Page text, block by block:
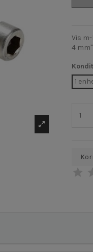
Vis
4 mm"
1